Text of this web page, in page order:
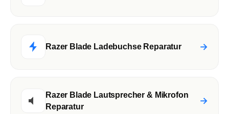
Razer Blade Ladebuchse Reparatur →
Razer Blade Lautsprecher & Mikrofon
Reparatur
→